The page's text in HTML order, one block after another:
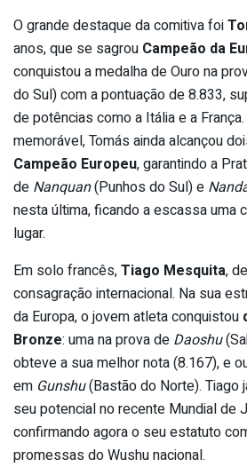
O grande destaque da comitiva foi
anos, que se sagrou Campeão da
conquistou a medalha de Ouro na
do Sul) com a pontuação de 8.833,
de potências como a Itália e a
memorável, Tomás ainda alcançou
Campeão Europeu, garantindo a
de Nanquan(Punhos do Sul) e
nesta última, ficando a escassa uma
lugar.
Em solo francês,Tiago Mesquita,
consagração internacional. Na sua
da Europa, o jovem atleta conquistou
Bronze: uma na prova de Daoshu
obteve a sua melhor nota (8.167), e
em Gunshu(Bastão do Norte). Tiago
seu potencial no recente Mundial de
confirmando agora o seu estatuto
promessas do Wushu nacional.